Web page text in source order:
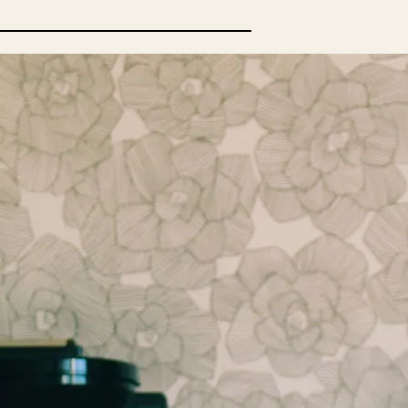
inlägg
författare
ämnen
Biografi Blogga Bokcirkel